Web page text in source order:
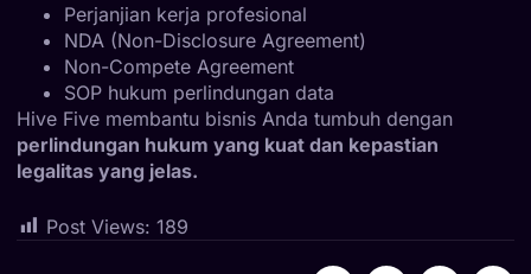
Perjanjian kerja profesional
NDA (Non-Disclosure Agreement)
Non-Compete Agreement
SOP hukum perlindungan data
Hive Five membantu bisnis Anda tumbuh dengan
perlindungan hukum yang kuat dan kepastian
legalitas yang jelas.
Post Views: 189